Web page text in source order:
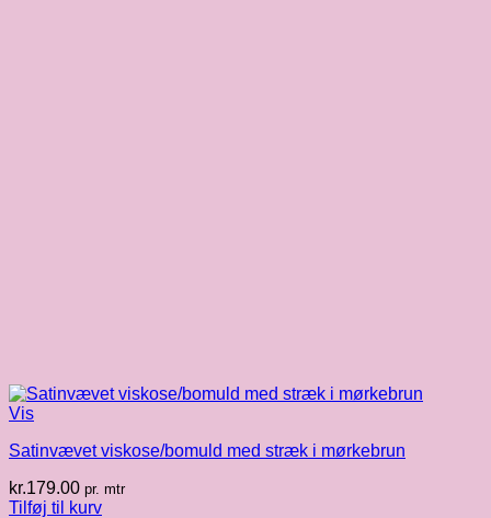
Vis
Satinvævet viskose/bomuld med stræk i mørkebrun
kr.179.00 pr. mtr
Tilføj til kurv